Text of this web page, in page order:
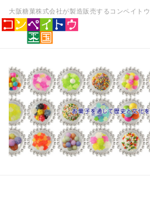
大阪糖菓株式会社が製造販売するコンペイトウ